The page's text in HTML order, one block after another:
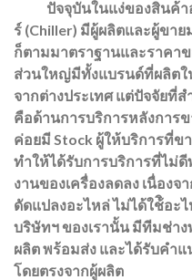
ปัจจุบันในแง่ของสินค้าอุ
ร์ (Chiller) มีผู้ผลิตและผู้ขา
ก็ตามมาตราฐานและราคา
ส่วนใหญ่มีทั้งแบรนด์ที่ผลิตใ
จากต่างประเทศ แต่ปัจจัย
คือด้านการบริการหลังการ
ค่อยมี Stock ผู้ให้บริการที่ข
ทำให้ได้รับการบริการที่ไม่
งานของเครื่องลดลง เนื่อง
ดัดแปลงอะไหล่ ไม่ได้ใช้ิอะ
บริษัทฯ ของเรานั้น มีทีมช่า
ผลิต พร้อมส่ง และได้รับคำ
โดยตรงจากผู้ผลิต